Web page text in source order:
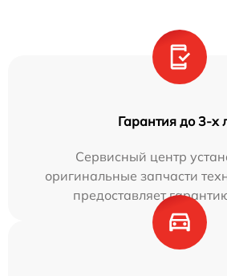
Гарантия до 3-х
Сервисный центр
оригинальные запчасти
предоставляет